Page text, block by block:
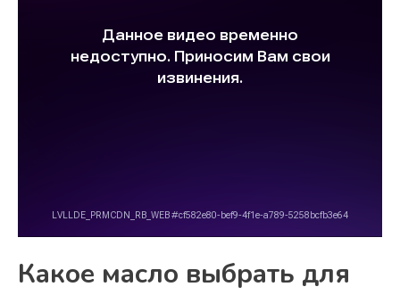
Какое масло выбрать для